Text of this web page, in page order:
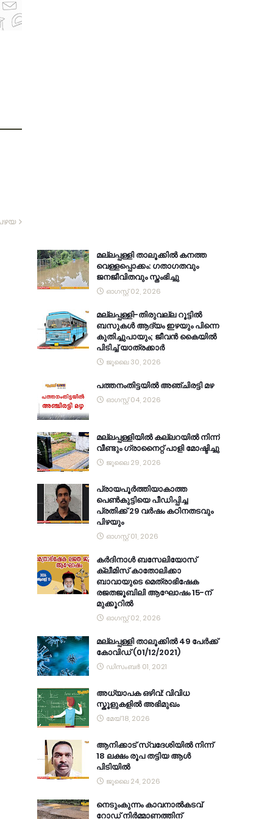
മല്ലപ്പള്ളി താലൂക്കിൽ കനത്ത
വെള്ളപ്പൊക്കം: ഗതാഗതവും
ജനജീവിതവും സ്തംഭിച്ചു
ഓഗസ്റ്റ് 02, 2026
മല്ലപ്പള്ളി-തിരുവല്ല റൂട്ടിൽ
ബസുകൾ ആദ്യം ഇഴയും പിന്നെ
കുതിച്ചുപായും; ജീവൻ കൈയിൽ
പിടിച്ച് യാത്രക്കാർ
ജൂലൈ 30, 2026
പത്തനംതിട്ടയിൽ അഞ്ചിരട്ടി മഴ
ഓഗസ്റ്റ് 04, 2026
മല്ലപ്പള്ളിയിൽ കല്ലറയിൽ നിന്ന്
വീണ്ടും ഗ്രാനൈറ്റ് പാളി മോഷ്ടിച്ചു
ജൂലൈ 29, 2026
പ്രായപൂർത്തിയാകാത്ത
പെൺകുട്ടിയെ പീഡിപ്പിച്ച
പ്രതിക്ക് 29 വർഷം കഠിനതടവും
പിഴയും
ഓഗസ്റ്റ് 01, 2026
കര്‍ദിനാള്‍ ബസേലിയോസ്
ക്ലീമിസ് കാതോലിക്കാ
ബാവായുടെ മെത്രാഭിഷേക
രജതജൂബിലി ആഘോഷം 15-ന്
മുക്കൂറില്‍
ഓഗസ്റ്റ് 02, 2026
മല്ലപ്പള്ളി താലൂക്കിൽ 49 പേർക്ക്
കോവിഡ് (01/12/2021)
ഡിസംബർ 01, 2021
അധ്യാപക ഒഴിവ്: വിവിധ
സ്കൂളുകളിൽ അഭിമുഖം
മേയ് 18, 2026
ആനിക്കാട് സ്വദേശിയിൽ നിന്ന്
18 ലക്ഷം രൂപ തട്ടിയ ആൾ
പിടിയിൽ
ജൂലൈ 24, 2026
നെടുംകുന്നം കാവനാല്‍കടവ്
റോഡ് നിര്‍മ്മാണത്തിന്